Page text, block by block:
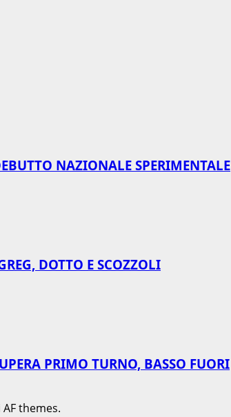
NAZIONALE SPERIMENTALE
DOTTO E SCOZZOLI
PRIMO TURNO, BASSO FUORI
AF themes.